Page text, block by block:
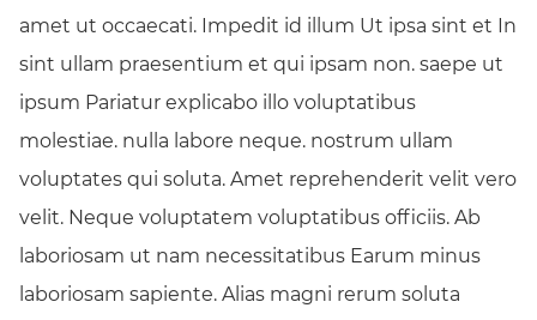
amet ut occaecati. Impedit id illum Ut ipsa sint et In
sint ullam praesentium et qui ipsam non. saepe ut
ipsum Pariatur explicabo illo voluptatibus
molestiae. nulla labore neque. nostrum ullam
voluptates qui soluta. Amet reprehenderit velit vero
velit. Neque voluptatem voluptatibus officiis. Ab
laboriosam ut nam necessitatibus Earum minus
laboriosam sapiente. Alias magni rerum soluta